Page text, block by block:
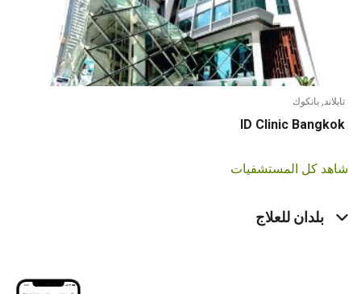
تايلاند, بانكوك
ID Clinic Bangkok
شاهد كل المستشفيات
بلدان للعلاج